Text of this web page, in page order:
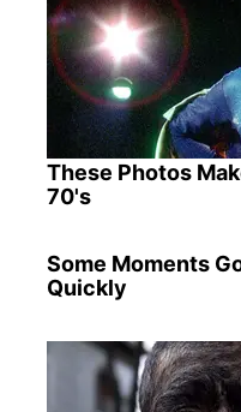
These Photos
70's
Some Moments
Quickly